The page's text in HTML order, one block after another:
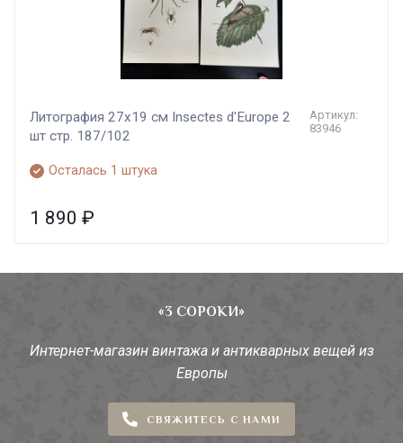
Литография 27х19 см Insectes d'Europe 2
шт стр. 187/102
Артикул:
83946
Осталась 1 штука
1 890 ₽
«3 СОРОКИ»
Интернет-магазин винтажа и антикварных вещей из
Европы
СВЯЖИТЕСЬ С НАМИ